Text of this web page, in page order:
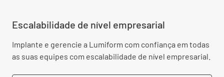
Escalabilidade de nível empresarial
Implante e gerencie a Lumiform com confiança em todas
as suas equipes com escalabilidade de nível empresarial.